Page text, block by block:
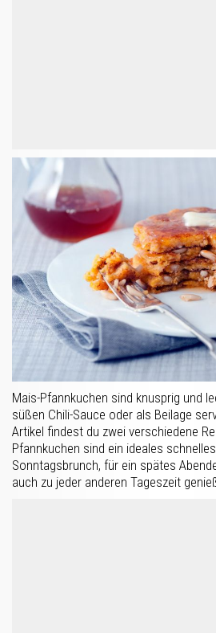
Mais-Pfannkuchen sind knusprig und
süßen Chili-Sauce oder als Beilage
Artikel findest du zwei verschiedene
Pfannkuchen sind ein ideales
Sonntagsbrunch, für ein spätes
auch zu jeder anderen Tageszeit